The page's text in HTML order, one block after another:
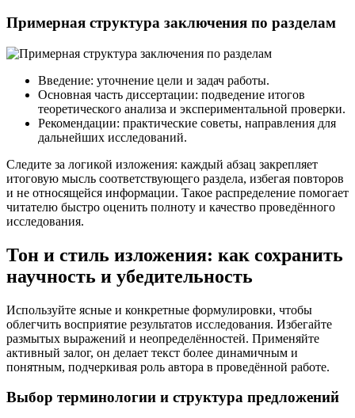
Примерная структура заключения по разделам
Введение: уточнение цели и задач работы.
Основная часть диссертации: подведение итогов
теоретического анализа и экспериментальной проверки.
Рекомендации: практические советы, направления для
дальнейших исследований.
Следите за логикой изложения: каждый абзац закрепляет
итоговую мысль соответствующего раздела, избегая повторов
и не относящейся информации. Такое распределение помогает
читателю быстро оценить полноту и качество проведённого
исследования.
Тон и стиль изложения: как сохранить
научность и убедительность
Используйте ясные и конкретные формулировки, чтобы
облегчить восприятие результатов исследования. Избегайте
размытых выражений и неопределённостей. Применяйте
активный залог, он делает текст более динамичным и
понятным, подчеркивая роль автора в проведённой работе.
Выбор терминологии и структура предложений